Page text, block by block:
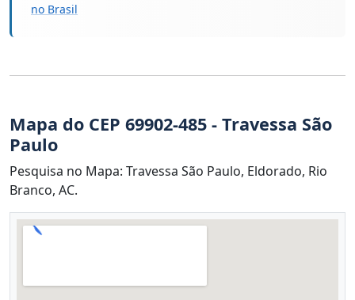
no Brasil
Mapa do CEP 69902-485 - Travessa São
Paulo
Pesquisa no Mapa: Travessa São Paulo, Eldorado, Rio
Branco, AC.